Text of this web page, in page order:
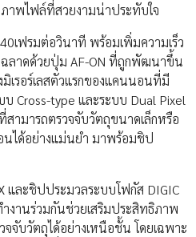
าพไฟล์ที่สวยงามน่าประทับใจ
เฟรมต่อวินาที พร้อมเพิ่มความเร็ว
ลาดด้วยปุ่ม AF-ON ที่ถูกพัฒนาขึ้น
มิเรอร์เลสตัวแรกของแคนนอนที่มี
Cross-type และระบบ Dual Pixel
สามารถตรวจจับวัตถุขนาดเล็กหรือ
ได้อย่างแม่นยำ มาพร้อมชิป
และชิปประมวลระบบโฟกัส DIGIC
งานร่วมกันช่วยเสริมประสิทธิภาพ
จจับวัตถุได้อย่างเหนือชั้น โดยเฉพาะ